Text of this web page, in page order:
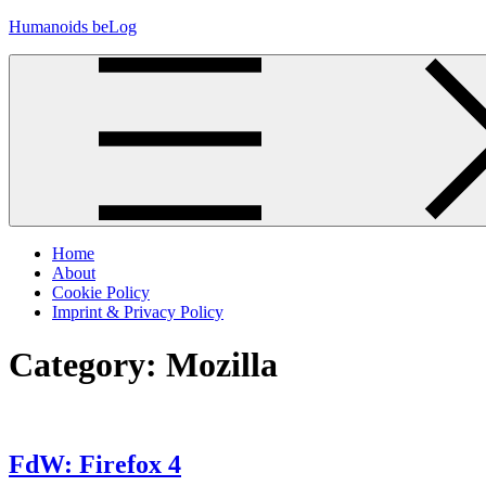
Skip
Humanoids beLog
Home
About
Cookie Policy
Imprint & Privacy Policy
Category: Mozilla
FdW: Firefox 4